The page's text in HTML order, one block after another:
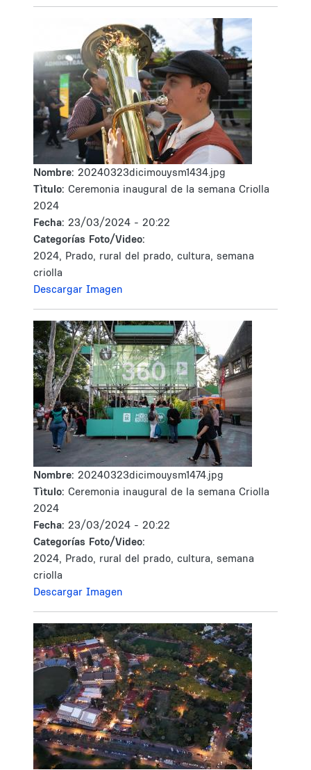
Nombre: 20240323dicimouysm1434.jpg
Tìtulo: Ceremonia inaugural de la semana Criolla
2024
Fecha: 23/03/2024 - 20:22
Categorías Foto/Video:
2024, Prado, rural del prado, cultura, semana
criolla
Descargar Imagen
Nombre: 20240323dicimouysm1474.jpg
Tìtulo: Ceremonia inaugural de la semana Criolla
2024
Fecha: 23/03/2024 - 20:22
Categorías Foto/Video:
2024, Prado, rural del prado, cultura, semana
criolla
Descargar Imagen